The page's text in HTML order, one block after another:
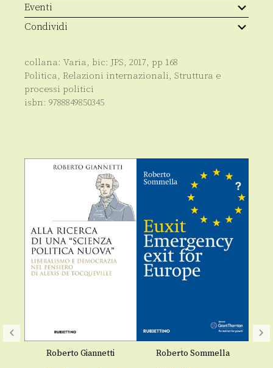
Eventi
Condividi
collana: Varia, bic: JPS, 2017, pp 168
Politica, Relazioni internazionali, Struttura e
processi politici
isbn: 9788849850345
Roberto Giannetti Roberto Sommella